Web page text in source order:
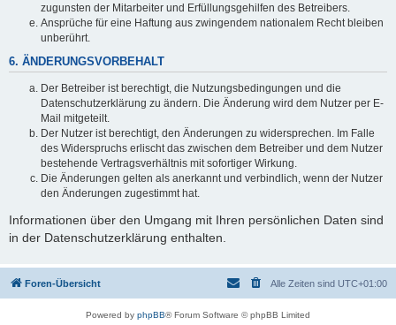
zugunsten der Mitarbeiter und Erfüllungsgehilfen des Betreibers.
Ansprüche für eine Haftung aus zwingendem nationalem Recht bleiben
unberührt.
6. ÄNDERUNGSVORBEHALT
Der Betreiber ist berechtigt, die Nutzungsbedingungen und die
Datenschutzerklärung zu ändern. Die Änderung wird dem Nutzer per E-
Mail mitgeteilt.
Der Nutzer ist berechtigt, den Änderungen zu widersprechen. Im Falle
des Widerspruchs erlischt das zwischen dem Betreiber und dem Nutzer
bestehende Vertragsverhältnis mit sofortiger Wirkung.
Die Änderungen gelten als anerkannt und verbindlich, wenn der Nutzer
den Änderungen zugestimmt hat.
Informationen über den Umgang mit Ihren persönlichen Daten sind
in der Datenschutzerklärung enthalten.
Foren-Übersicht Alle Zeiten sind UTC+01:00
Powered by phpBB® Forum Software © phpBB Limited